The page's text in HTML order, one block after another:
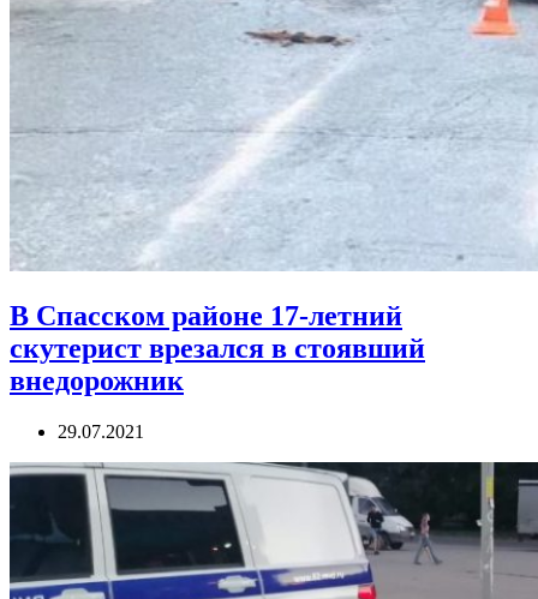
В Спасском районе 17-летний
скутерист врезался в стоявший
внедорожник
29.07.2021